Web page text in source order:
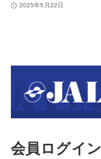
2025年5月22日
会員ログイン